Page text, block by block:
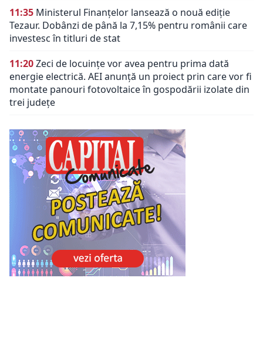
11:35 Ministerul Finanțelor lansează o nouă ediție
Tezaur. Dobânzi de până la 7,15% pentru românii care
investesc în titluri de stat
11:20Zeci de locuințe vor avea pentru prima dată
energie electrică. AEI anunță un proiect prin care vor fi
montate panouri fotovoltaice în gospodării izolate din
trei județe